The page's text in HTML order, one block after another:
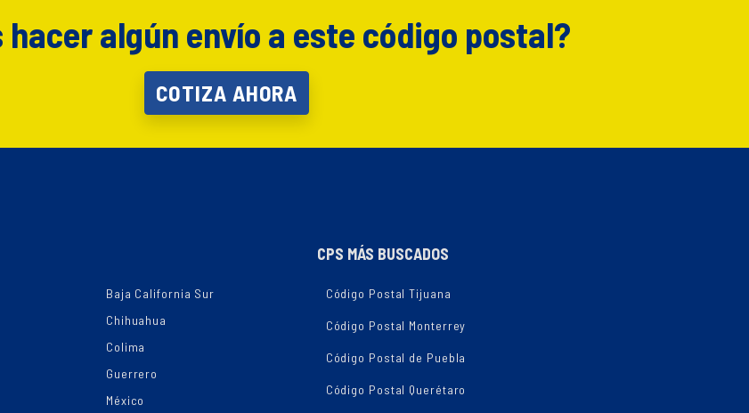
hacer algún envío a este código postal?
COTIZA AHORA
Baja California Sur
Chihuahua
Colima
Guerrero
México
CPS MÁS BUSCADOS
Código Postal Tijuana
Código Postal Monterrey
Código Postal de Puebla
Código Postal Querétaro